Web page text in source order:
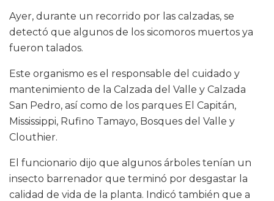
Ayer, durante un recorrido por las calzadas, se
detectó que algunos de los sicomoros muertos ya
fueron talados.
Este organismo es el responsable del cuidado y
mantenimiento de la Calzada del Valle y Calzada
San Pedro, así como de los parques El Capitán,
Mississippi, Rufino Tamayo, Bosques del Valle y
Clouthier.
El funcionario dijo que algunos árboles tenían un
insecto barrenador que terminó por desgastar la
calidad de vida de la planta. Indicó también que a